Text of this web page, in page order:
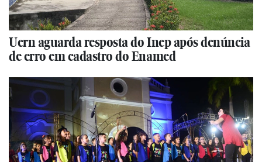
Uern aguarda resposta do Inep após denúncia
de erro em cadastro do Enamed